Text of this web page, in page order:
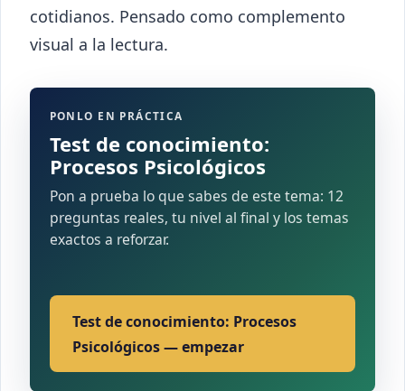
cotidianos. Pensado como complemento
visual a la lectura.
PONLO EN PRÁCTICA
Test de conocimiento:
Procesos Psicológicos
Pon a prueba lo que sabes de este tema: 12
preguntas reales, tu nivel al final y los temas
exactos a reforzar.
Test de conocimiento: Procesos
Psicológicos — empezar